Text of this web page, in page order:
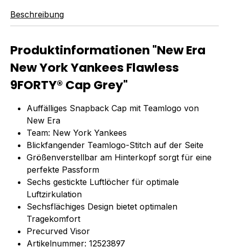
Beschreibung
Produktinformationen "New Era
New York Yankees Flawless
9FORTY® Cap Grey"
Auffälliges Snapback Cap mit Teamlogo von
New Era
Team: New York Yankees
Blickfangender Teamlogo-Stitch auf der Seite
Größenverstellbar am Hinterkopf sorgt für eine
perfekte Passform
Sechs gestickte Luftlöcher für optimale
Luftzirkulation
Sechsflächiges Design bietet optimalen
Tragekomfort
Precurved Visor
Artikelnummer: 12523897